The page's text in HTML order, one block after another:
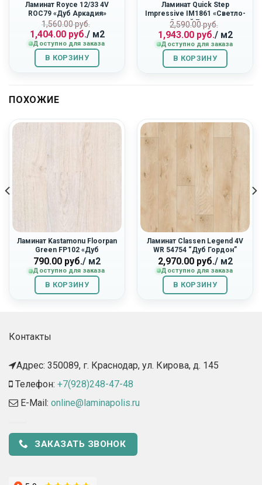
Ламинат Royce 12/33 4V
ROC79 «Дуб Аркадия»
1,560.00руб.
Первоначальная
цена
составляла
1,560.00
руб..
1,404.00руб.
Текущая
цена:
1,404.00
руб..
/ м2
Доступно для заказа
В КОРЗИНУ
Ламинат Quick Step
Impressive IM1861 «Светло-
Серый Бетон»
2,590.00руб.
цена
составляла
2,590.00
руб..
1,943.00руб.
Текущая
цена:
1,943.00
руб..
/ м2
Доступно для заказа
В КОРЗИНУ
ПОХОЖИЕ
Ламинат Kastamonu Floorpan
Green FP102 «Дуб
Стокгольм»
790.00 руб./ м2
Доступно для заказа
В КОРЗИНУ
Ламинат Classen Legend 4V
WR 54754 “Дуб Гордон”
2,970.00руб./ м2
Доступно для заказа
В КОРЗИНУ
Контакты
Адрес: 350089, г. Краснодар, ул. Кирова, д. 145​
Телефон: +7(928)248-47-48
E-Mail: online@laminapolis.ru
ЗАКАЗАТЬ ЗВОНОК